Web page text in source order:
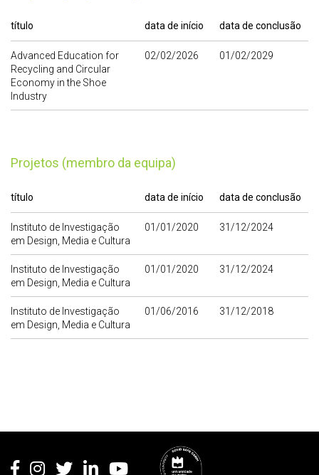
título data de início data de conclusão
Advanced Education for
Recycling and Circular
Economy in the Shoe
Industry
02/02/2026 01/02/2029
Projetos (membro da equipa)
título data de início data de conclusão
Instituto de Investigação
em Design, Media e Cultura
01/01/2020 31/12/2024
Instituto de Investigação
em Design, Media e Cultura
01/01/2020 31/12/2024
Instituto de Investigação
em Design, Media e Cultura
01/06/2016 31/12/2018